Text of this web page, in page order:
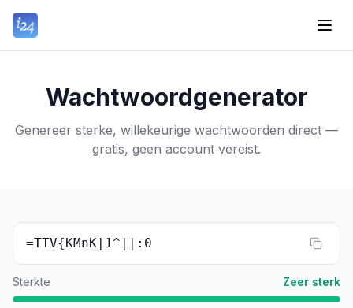
Wachtwoordgenerator
Genereer sterke, willekeurige wachtwoorden direct —
gratis, geen account vereist.
=TTV{KMnK|1^||:0
Sterkte Zeer sterk